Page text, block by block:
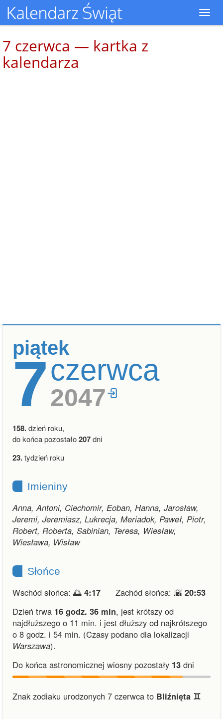
7 czerwca — kartka z
kalendarza
piątek
7czerwca
2047
158.dzień roku,
do końca pozostało207dni
23.tydzień roku
Imieniny
Anna, Antoni, Ciechomir, Eoban, Hanna, Jarosław,
Jeremi, Jeremiasz, Lukrecja, Meriadok, Paweł, Piotr,
Robert, Roberta, Sabinian, Teresa, Wiesław,
Wiesława, Wisław
Słońce
Wschód słońca: 🌅 4:17 Zachód słońca: 🌇 20:53
Dzień trwa 16 godz. 36 min, jest krótszy od
najdłuższego o 11 min. i jest dłuższy od najkrótszego
o 8 godz. i 54 min. (Czasy podano dla lokalizacji
Warszawa).
Do końca astronomicznej wiosny pozostały 13 dni
Znak zodiaku urodzonych 7 czerwca to Bliźnięta ♊︎